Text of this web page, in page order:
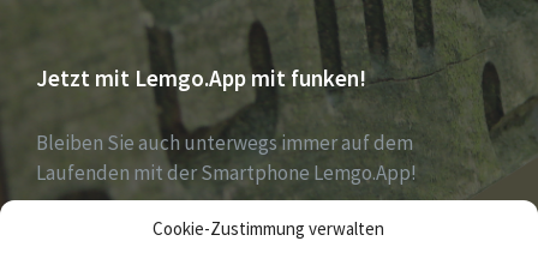
Cookie-Zustimmung verwalten
Jetzt mit Lemgo.App mit funken!
Bleiben Sie auch unterwegs immer auf dem
Laufenden mit der Smartphone Lemgo.App!
Jetzt laden für iOS & Android